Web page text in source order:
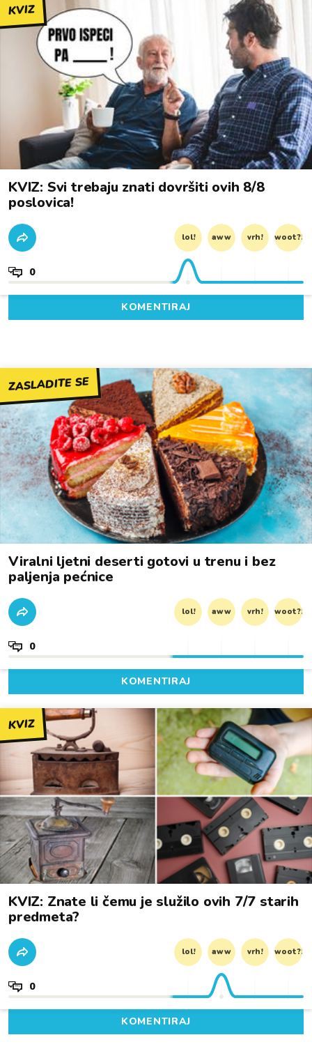
KVIZ
KVIZ: Svi trebaju znati dovršiti ovih 8/8
poslovica!
lol! aww vrh! woot?!
0
KOMENTIRAJ
ZASLADITE SE
Viralni ljetni deserti gotovi u trenu i bez
paljenja pećnice
lol! aww vrh! woot?!
0
KOMENTIRAJ
KVIZ
KVIZ: Znate li čemu je služilo ovih 7/7 starih
predmeta?
lol! aww vrh! woot?!
0
KOMENTIRAJ